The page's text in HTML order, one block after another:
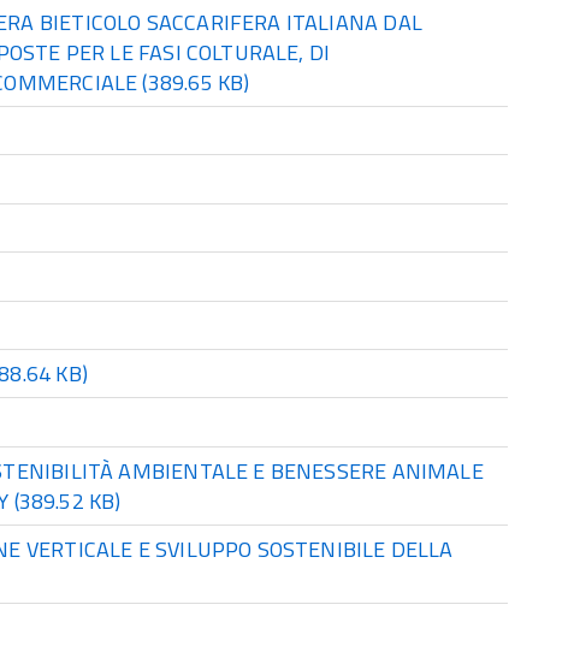
BIETICOLO SACCARIFERA ITALIANA DAL
PER LE FASI COLTURALE, DI
(389.65 KB)
KB)
AMBIENTALE E BENESSERE ANIMALE
(389.52 KB)
VERTICALE E SVILUPPO SOSTENIBILE DELLA